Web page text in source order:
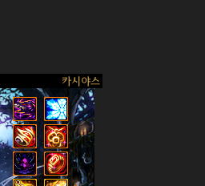
카시야스
>